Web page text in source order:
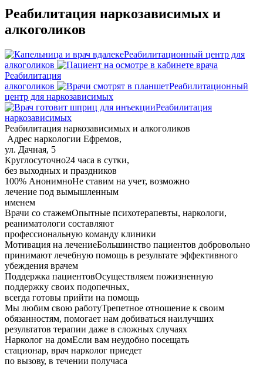
Реабилитация наркозависимых и
алкоголиков
Реабилитационный центр для
алкоголиков
Реабилитация
алкоголиков
Реабилитационный
центр для наркозависимых
Реабилитация
наркозависимых
Реабилитация наркозависимых и алкоголиков
Адрес наркологии Ефремов,
ул. Дачная, 5
Круглосуточно24 часа в сутки,
без выходных и праздников
100% АнонимноНе ставим на учет, возможно
лечение под вымышленным
именем
Врачи со стажемОпытные психотерапевты, наркологи,
реаниматологи составляют
профессиональную команду клиники
Мотивация на лечениеБольшинство пациентов добровольно
принимают лечебную помощь в результате эффективного
убеждения врачем
Поддержка пациентовОсуществляем пожизненную
поддержку своих подопечных,
всегда готовы прийти на помощь
Мы любим свою работуТрепетное отношение к своим
обязанностям, помогает нам добиваться наилучших
результатов терапии даже в сложных случаях
Нарколог на домЕсли вам неудобно посещать
стационар, врач нарколог приедет
по вызову, в течении получаса